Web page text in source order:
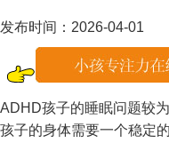
发布时间：2026-04-01
ADHD孩子的睡眠问题较
孩子的身体需要一个稳定